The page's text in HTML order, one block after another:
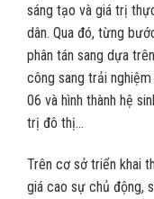
sáng tạo và giá trị
dân. Qua đó, từng
phân tán sang dựa
công sang trải
06 và hình thành hệ
trị đô thị…
Trên cơ sở triển khai
giá cao sự chủ động,